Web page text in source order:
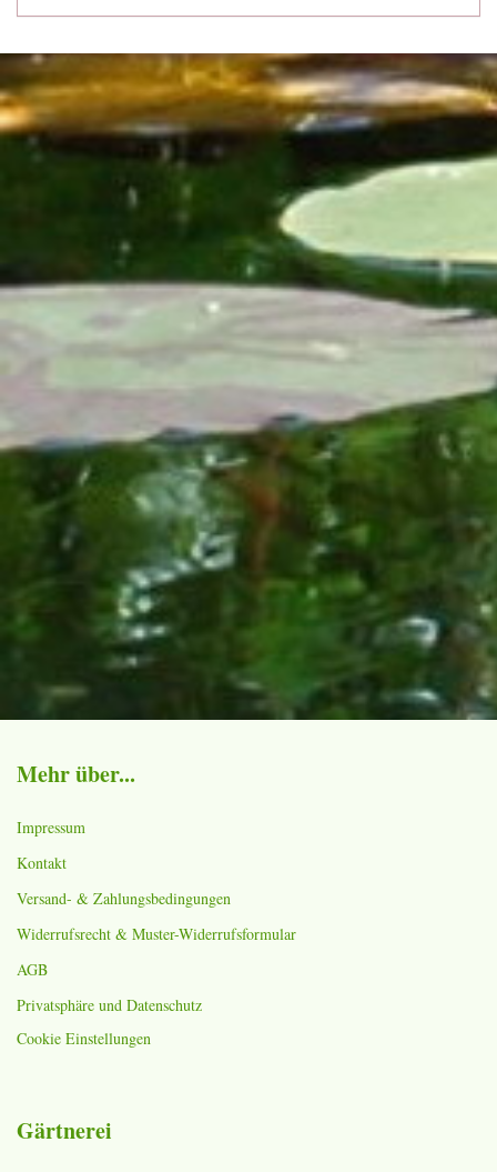
Mehr über...
Impressum
Kontakt
Versand- & Zahlungsbedingungen
Widerrufsrecht & Muster-Widerrufsformular
AGB
Privatsphäre und Datenschutz
Cookie Einstellungen
Gärtnerei